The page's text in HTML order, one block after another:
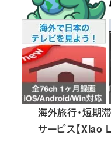
海外旅行・短期
サービス【Xiao